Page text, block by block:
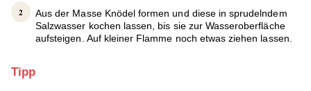
Aus der Masse Knödel formen und diese in sprudelndem
Salzwasser kochen lassen, bis sie zur Wasseroberfläche
aufsteigen. Auf kleiner Flamme noch etwas ziehen lassen.
Tipp